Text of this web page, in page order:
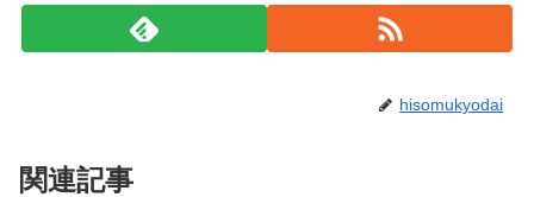
hisomukyodai
関連記事